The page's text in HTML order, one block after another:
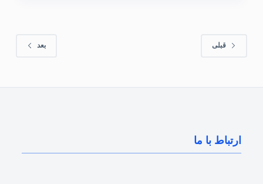
قبلی بعد
ارتباط با ما